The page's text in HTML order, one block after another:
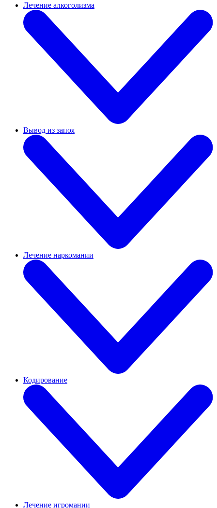
Лечение алкоголизма
Вывод из запоя
Лечение наркомании
Кодирование
Лечение игромании